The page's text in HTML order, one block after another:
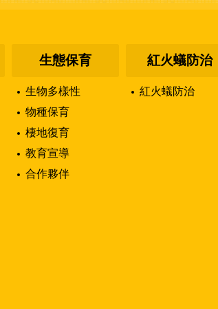
生態保育
生物多樣性
物種保育
棲地復育
教育宣導
合作夥伴
紅火蟻防治
紅火蟻防治